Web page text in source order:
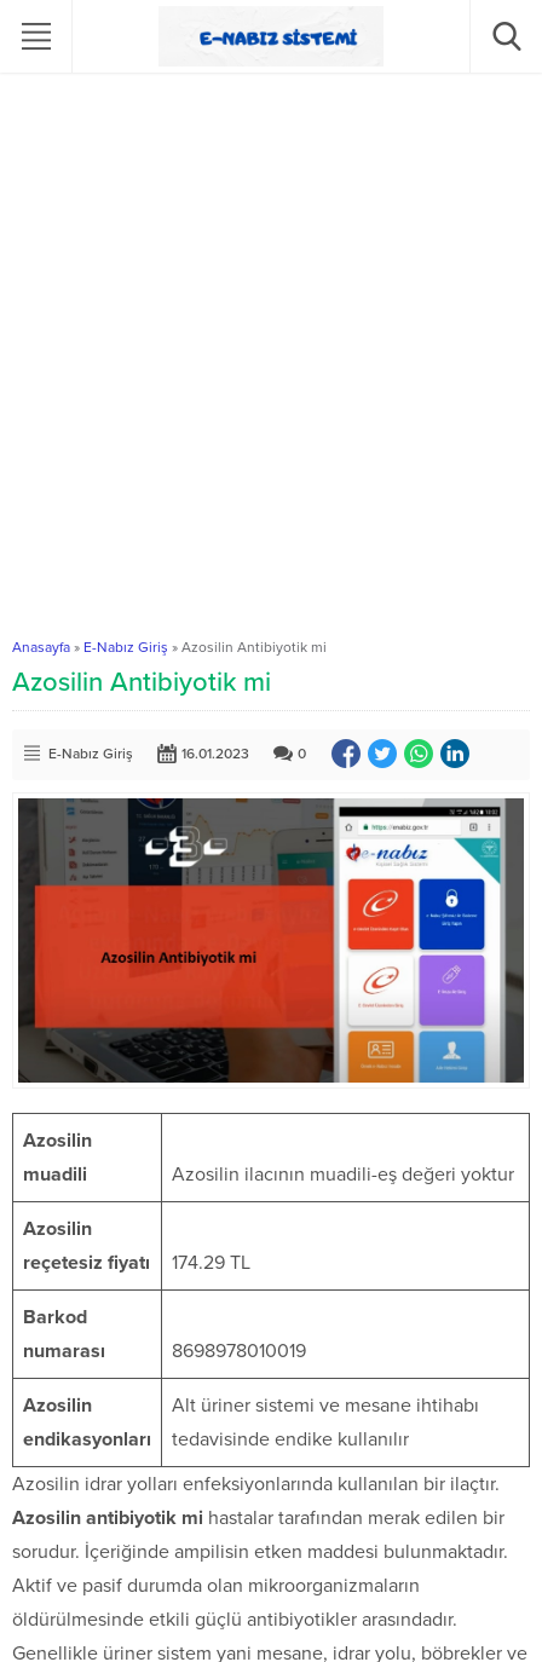
Anasayfa » E-Nabız Giriş » Azosilin Antibiyotik mi
Azosilin Antibiyotik mi
E-Nabız Giriş 16.01.2023 0
Azosilin
muadili
Azosilin ilacının muadili-eş değeri yoktur
Azosilin
reçetesiz fiyatı
174.29 TL
Barkod
numarası
8698978010019
Azosilin
endikasyonları
Alt üriner sistemi ve mesane ihtihabı
tedavisinde endike kullanılır
Azosilin idrar yolları enfeksiyonlarında kullanılan bir ilaçtır.
Azosilin antibiyotik mi hastalar tarafından merak edilen bir
sorudur. İçeriğinde ampilisin etken maddesi bulunmaktadır.
Aktif ve pasif durumda olan mikroorganizmaların
öldürülmesinde etkili güçlü antibiyotikler arasındadır.
Genellikle üriner sistem yani mesane, idrar yolu, böbrekler ve